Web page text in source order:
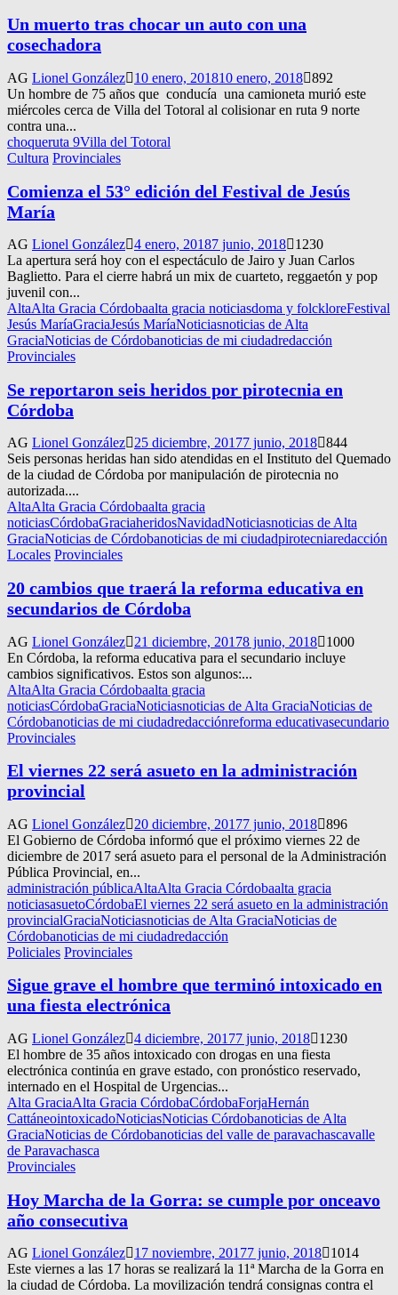
Un muerto tras chocar un auto con una
cosechadora
AG Lionel González 10 enero, 201810 enero, 2018 892
Un hombre de 75 años que conducía una camioneta murió este
miércoles cerca de Villa del Totoral al colisionar en ruta 9 norte
contra una...
choqueruta 9Villa del Totoral
Cultura Provinciales
Comienza el 53° edición del Festival de Jesús
María
AG Lionel González 4 enero, 20187 junio, 2018
1230
La apertura será hoy con el espectáculo de Jairo y Juan Carlos
Baglietto. Para el cierre habrá un mix de cuarteto, reggaetón y pop
juvenil con...
AltaAlta Gracia Córdobaalta gracia noticiasdoma y folckloreFestival
Jesús MaríaGraciaJesús MaríaNoticiasnoticias de Alta
GraciaNoticias de Córdobanoticias de mi ciudadredacción
Provinciales
Se reportaron seis heridos por pirotecnia en
Córdoba
AG Lionel González 25 diciembre, 20177 junio, 2018 844
Seis personas heridas han sido atendidas en el Instituto del Quemado
de la ciudad de Córdoba por manipulación de pirotecnia no
autorizada....
AltaAlta Gracia Córdobaalta gracia
noticiasCórdobaGraciaheridosNavidadNoticiasnoticias de Alta
GraciaNoticias de Córdobanoticias de mi ciudadpirotecniaredacción
Locales Provinciales
20 cambios que traerá la reforma educativa en
secundarios de Córdoba
AG Lionel González 21 diciembre, 20178 junio, 2018
1000
En Córdoba, la reforma educativa para el secundario incluye
cambios significativos. Estos son algunos:...
AltaAlta Gracia Córdobaalta gracia
noticiasCórdobaGraciaNoticiasnoticias de Alta GraciaNoticias de
Córdobanoticias de mi ciudadredacciónreforma educativasecundario
Provinciales
El viernes 22 será asueto en la administración
provincial
AG Lionel González 20 diciembre, 20177 junio, 2018 896
El Gobierno de Córdoba informó que el próximo viernes 22 de
diciembre de 2017 será asueto para el personal de la Administración
Pública Provincial, en...
administración públicaAltaAlta Gracia Córdobaalta gracia
noticiasasuetoCórdobaEl viernes 22 será asueto en la administración
provincialGraciaNoticiasnoticias de Alta GraciaNoticias de
Córdobanoticias de mi ciudadredacción
Policiales Provinciales
Sigue grave el hombre que terminó intoxicado en
una fiesta electrónica
AG Lionel González 4 diciembre, 20177 junio, 2018
1230
El hombre de 35 años intoxicado con drogas en una fiesta
electrónica continúa en grave estado, con pronóstico reservado,
internado en el Hospital de Urgencias...
Alta GraciaAlta Gracia CórdobaCórdobaForjaHernán
CattáneointoxicadoNoticiasNoticias Córdobanoticias de Alta
GraciaNoticias de Córdobanoticias del valle de paravachascavalle
de Paravachasca
Provinciales
Hoy Marcha de la Gorra: se cumple por onceavo
año consecutiva
AG Lionel González 17 noviembre, 20177 junio, 2018
1014
Este viernes a las 17 horas se realizará la 11ª Marcha de la Gorra en
la ciudad de Córdoba. La movilización tendrá consignas contra el